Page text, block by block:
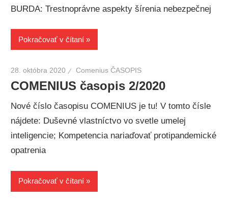
BURDA: Trestnoprávne aspekty šírenia nebezpečnej
Pokračovať v čítaní
28. októbra 2020 Comenius ČASOPIS
COMENIUS časopis 2/2020
Nové číslo časopisu COMENIUS je tu! V tomto čísle
nájdete: Duševné vlastníctvo vo svetle umelej
inteligencie; Kompetencia nariaďovať protipandemické
opatrenia
Pokračovať v čítaní